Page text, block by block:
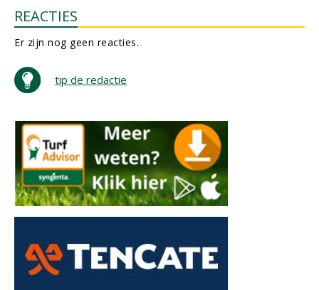
REACTIES
Er zijn nog geen reacties.
tip de redactie